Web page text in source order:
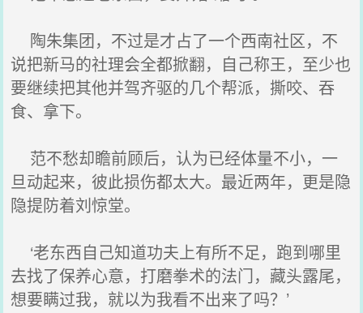
陶朱集团，不过是才占了一个西南社区，不
说把新马的社理会全都掀翻，自己称王，至少也
要继续把其他并驾齐驱的几个帮派，撕咬、吞
食、拿下。
范不愁却瞻前顾后，认为已经体量不小，一
旦动起来，彼此损伤都太大。最近两年，更是隐
隐提防着刘惊堂。
‘老东西自己知道功夫上有所不足，跑到哪里
去找了保养心意，打磨拳术的法门，藏头露尾，
想要瞒过我，就以为我看不出来了吗？’